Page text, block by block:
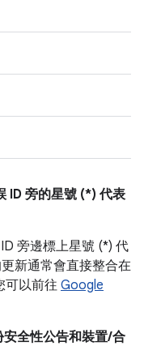
ID 旁的星號 (*) 代表
旁邊標上星號 (*) 代
新通常會直接整合在
可以前往 Google
全性公告和裝置/合